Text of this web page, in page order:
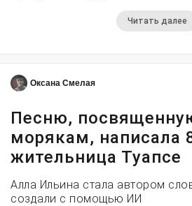
Читать далее
Оксана Смелая
Песню,
морякам, написала
жительница Туапсе
Алла Ильина стала автором
создали с помощью ИИ